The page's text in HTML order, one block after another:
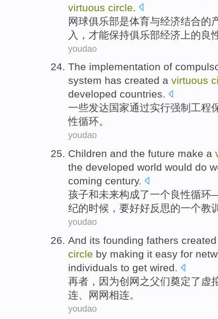
virtuous circle
网球俱乐部是体育与经济结合的
入
， 才能保持俱乐部经济 上的良
youdao
The implementation of
system has created a virtuous
developed countries.
一些发达国家通过实行强制 工程
性循环。
youdao
Children and the future make a
the developed world would do
coming century.
孩子和未来构成了一个良性循环
纪的时候， 要好好反思的一个教
youdao
And its founding fathers
circle by making it easy for
individuals to get wired.
再者，因为创 网 之父们奠定了 虚
连、网网相连。
youdao